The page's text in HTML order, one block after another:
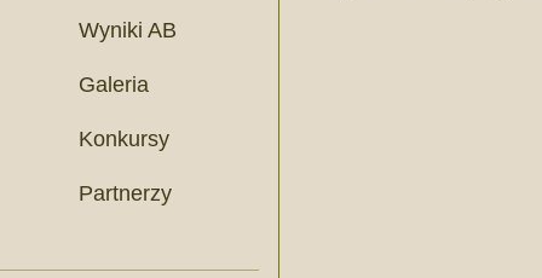
Wyniki AB
Galeria
Konkursy
Partnerzy